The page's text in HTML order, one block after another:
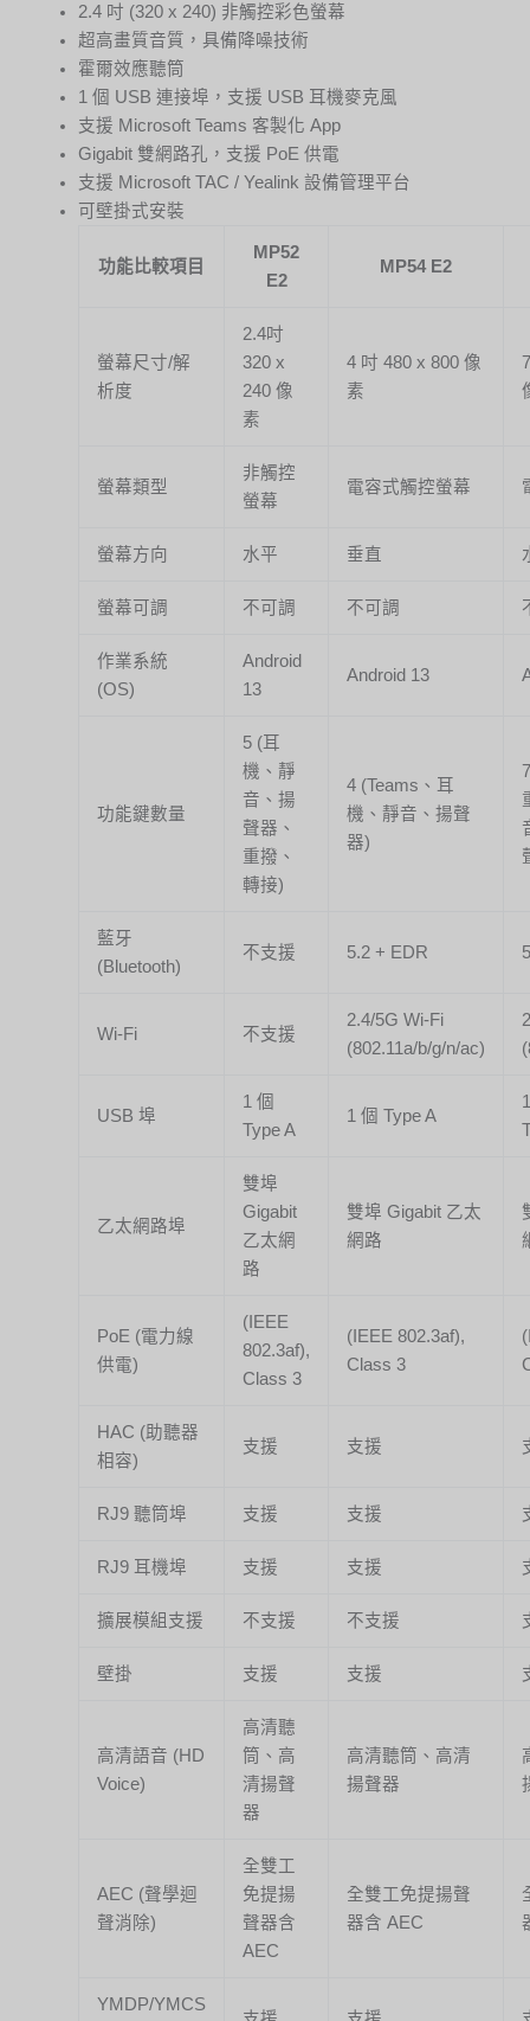
2.4 吋 (320 x 240) 非觸控彩色螢幕
超高畫質音質，具備降噪技術
霍爾效應聽筒
1 個 USB 連接埠，支援 USB 耳機麥克風
支援 Microsoft Teams 客製化 App
Gigabit 雙網路孔，支援 PoE 供電
支援 Microsoft TAC / Yealink 設備管理平台
可壁掛式安裝
功能比較項目
MP52
E2
MP54 E2
螢幕尺寸/解
析度
2.4吋
320 x
240 像
素
4 吋 480 x 800 像
素
螢幕類型
非觸控
螢幕
電容式觸控螢幕
螢幕方向 水平 垂直
螢幕可調 不可調 不可調
作業系統
(OS)
Android
13
Android 13
功能鍵數量
5 (耳
機、靜
音、揚
聲器、
重撥、
轉接)
4 (Teams、耳
機、靜音、揚聲
器)
藍牙
(Bluetooth)
不支援 5.2 + EDR
Wi-Fi 不支援
2.4/5G Wi-Fi
(802.11a/b/g/n/ac)
USB 埠
1 個
Type A
1 個 Type A
乙太網路埠
雙埠
Gigabit
乙太網
路
雙埠 Gigabit 乙太
網路
PoE (電力線
供電)
(IEEE
802.3af),
Class 3
(IEEE 802.3af),
Class 3
HAC (助聽器
相容)
支援 支援
RJ9 聽筒埠 支援 支援
RJ9 耳機埠 支援 支援
擴展模組支援 不支援 不支援
壁掛 支援 支援
高清語音 (HD
Voice)
高清聽
筒、高
清揚聲
器
高清聽筒、高清
揚聲器
AEC (聲學迴
聲消除)
全雙工
免提揚
聲器含
AEC
全雙工免提揚聲
器含 AEC
YMDP/YMCS